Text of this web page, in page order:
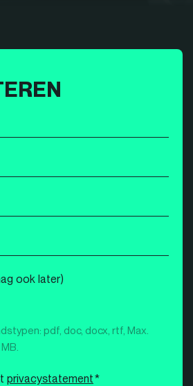
ook later)
pdf, doc, docx, rtf, Max.
privacystatement*